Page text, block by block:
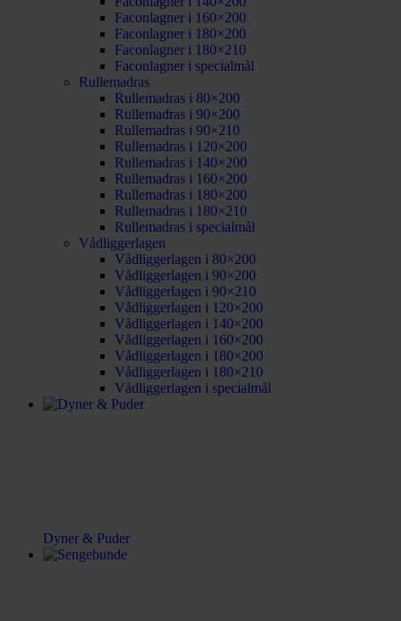
Faconlagner i 160×200
Faconlagner i 180×200
Faconlagner i 180×210
Faconlagner i specialmål
Rullemadras
Rullemadras i 80×200
Rullemadras i 90×200
Rullemadras i 90×210
Rullemadras i 120×200
Rullemadras i 140×200
Rullemadras i 160×200
Rullemadras i 180×200
Rullemadras i 180×210
Rullemadras i specialmål
Vådliggerlagen
Vådliggerlagen i 80×200
Vådliggerlagen i 90×200
Vådliggerlagen i 90×210
Vådliggerlagen i 120×200
Vådliggerlagen i 140×200
Vådliggerlagen i 160×200
Vådliggerlagen i 180×200
Vådliggerlagen i 180×210
Vådliggerlagen i specialmål
Dyner & Puder